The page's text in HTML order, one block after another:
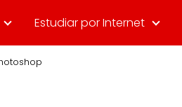
Estudiar por Internet